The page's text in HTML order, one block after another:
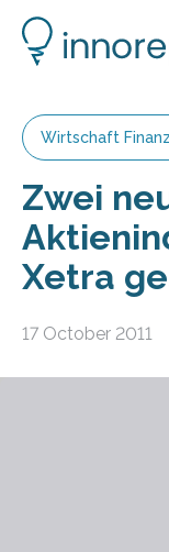
Wirtschaft
Zwei
Xetra
17 October 2011